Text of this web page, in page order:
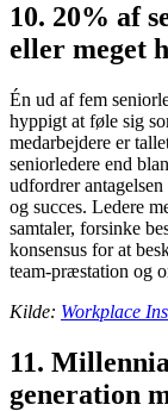
10. 20% af
eller meget
Én ud af fem
hyppigt at føle sig
medarbejdere er
seniorledere end
udfordrer
og succes. Ledere
samtaler, forsinke
konsensus for at
team-præstation og
Kilde: Workplace
11.
generation